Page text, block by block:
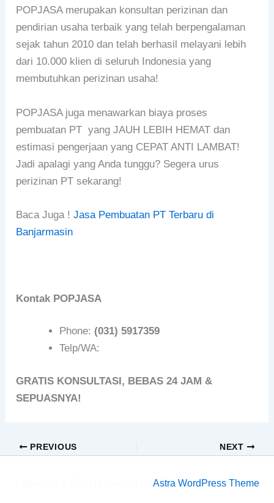
POPJASA merupakan konsultan perizinan dan
pendirian usaha terbaik yang telah berpengalaman
sejak tahun 2010 dan telah berhasil melayani lebih
dari 10.000 klien di seluruh Indonesia yang
membutuhkan perizinan usaha!
POPJASA juga menawarkan biaya proses
pembuatan PT yang JAUH LEBIH HEMAT dan
estimasi pengerjaan yang CEPAT ANTI LAMBAT!
Jadi apalagi yang Anda tunggu? Segera urus
perizinan PT sekarang!
Baca Juga !Jasa Pembuatan PT Terbaru di
Banjarmasin
Kontak POPJASA
Phone: (031) 5917359
Telp/WA:
GRATIS KONSULTASI, BEBAS 24 JAM &
SEPUASNYA!
PREVIOUS NEXT
Astra WordPress Theme